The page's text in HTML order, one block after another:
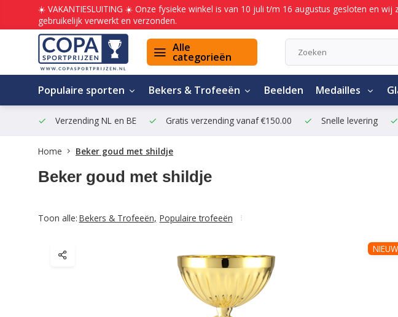
☀️ VAKANTIESLUITING ☀️ Onze fysieke winkel is van 10 juli t/m 16 augustus gesloten en
gebruikelijk verwerkt en verzonden.
Alle
categorieën
Populaire sporten Bekers & Trofeeën Beelden Medailles
Verzending NL en BE Gratis verzending vanaf €150.00 Snelle levering
Home Beker goud met shildje
Beker goud met shildje
Toon alle: Bekers & Trofeeën, Populaire trofeeën
NIEUW